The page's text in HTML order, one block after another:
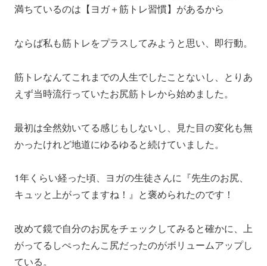
満ちているのは【ヨガ＋筋トレ習慣】があるから
ならば私も筋トレをプラスしてみようと思い、即行動。
筋トレなんてこれまでの人生でしたことないし、とりあ
えず当時流行っていたお尻筋トレから始めました。
最初は全然効いてる感じもしないし、見た目の変化も無
かったけれど地道にゆるゆると続けていました。
1年くらい経った頃、ヨガの生徒さんに『先生のお尻、
キュッと上がってますね！』と褒められたのです！
改めて鏡で自分のお尻をチェックしてみると確かに、上
がってるしぺったんこ尻だったのがボリュームアップし
ている。